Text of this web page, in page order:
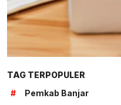
TAG TERPOPULER
#
Pemkab Banjar